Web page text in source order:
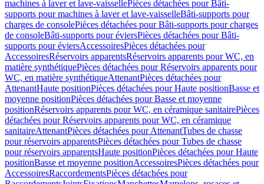
machines à laver et lave-vaissellePièces détachées pour Bâti-
supports pour machines à laver et lave-vaisselleBâti-supports pour
charges de consolePièces détachées pour Bâti-supports pour charges
de consoleBâti-supports pour éviersPièces détachées pour Bâti-
supports pour éviersAccessoiresPièces détachées pour
AccessoiresRéservoirs apparentsRéservoirs apparents pour WC, en
matière synthétiquePièces détachées pour Réservoirs apparents pour
WC, en matière synthétiqueAttenantPièces détachées pour
AttenantHaute positionPièces détachées pour Haute positionBasse et
moyenne positionPièces détachées pour Basse et moyenne
positionRéservoirs apparents pour WC, en céramique sanitairePièces
détachées pour Réservoirs apparents pour WC, en céramique
sanitaireAttenantPièces détachées pour AttenantTubes de chasse
pour réservoirs apparentsPièces détachées pour Tubes de chasse
pour réservoirs apparentsHaute positionPièces détachées pour Haute
positionBasse et moyenne positionAccessoiresPièces détachées pour
AccessoiresRaccordementsPièces détachées pour